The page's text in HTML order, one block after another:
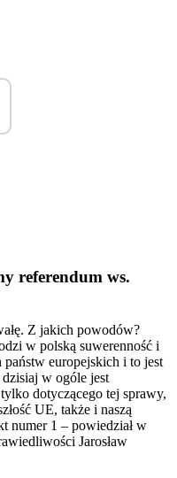
referendum ws.
Z jakich powodów?
w polską suwerenność i
europejskich i to jest
dzisiaj w ogóle jest
dotyczącego tej sprawy,
UE, także i naszą
numer 1 – powiedział w
Jarosław